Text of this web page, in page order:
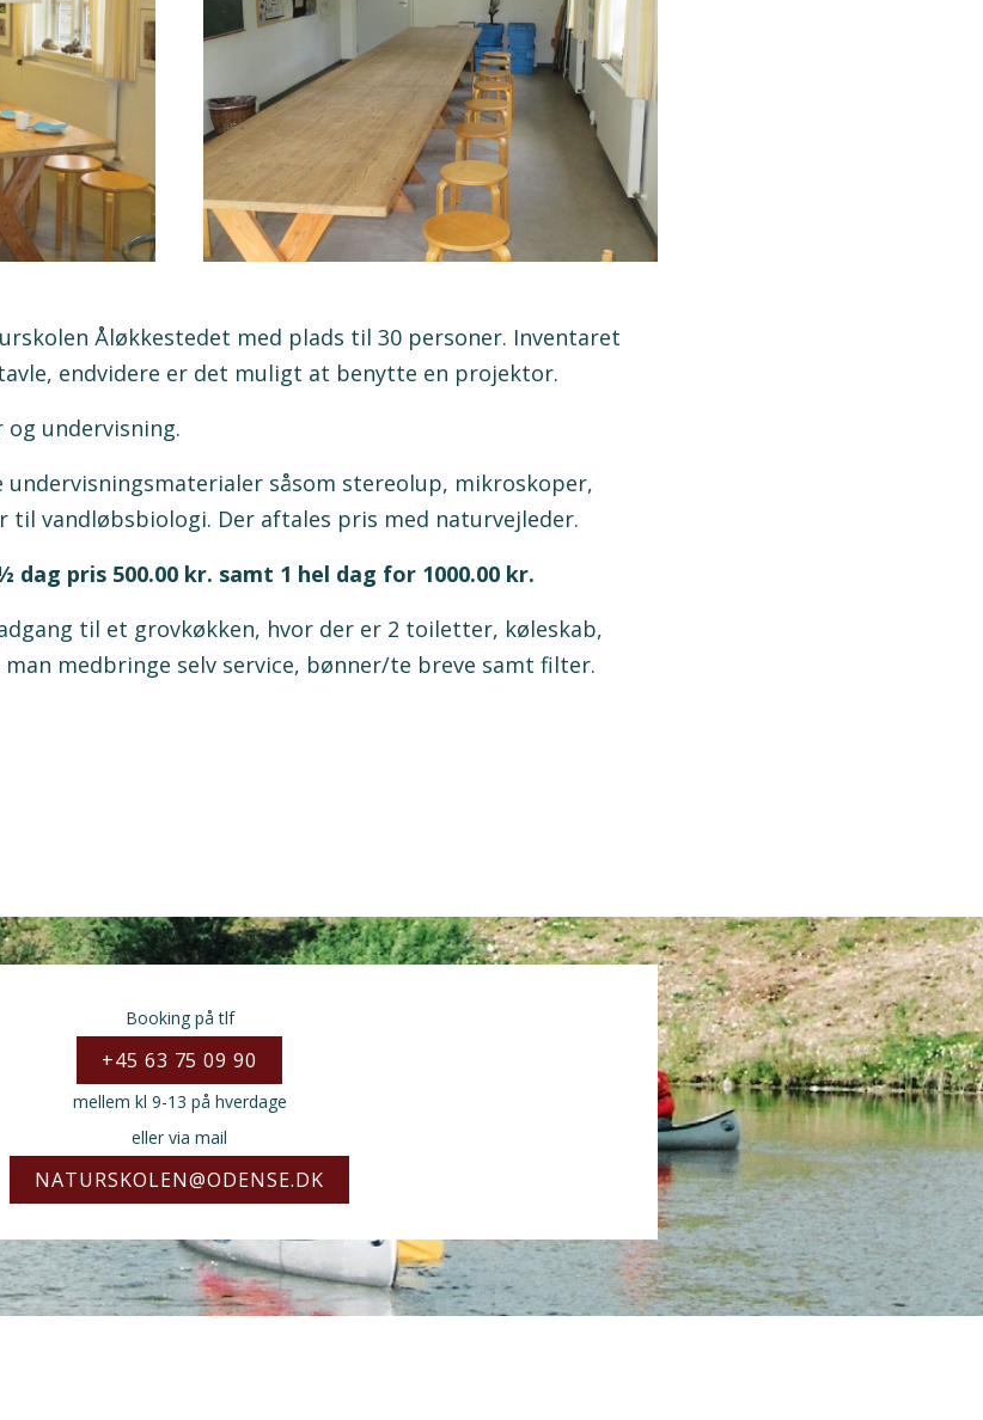
Åløkkestedet med plads til 30 personer. Inventaret
endvidere er det muligt at benytte en projektor.
undervisning.
såsom stereolup, mikroskoper,
til vandløbsbiologi. Der aftales pris med naturvejleder.
pris 500.00 kr. samt 1 hel dag for 1000.00 kr.
til et grovkøkken, hvor der er 2 toiletter, køleskab,
man medbringe selv service, bønner/te breve samt filter.
Booking på tlf
+45 63 75 09 90
mellem kl 9-13 på hverdage
eller via mail
NATURSKOLEN@ODENSE.DK